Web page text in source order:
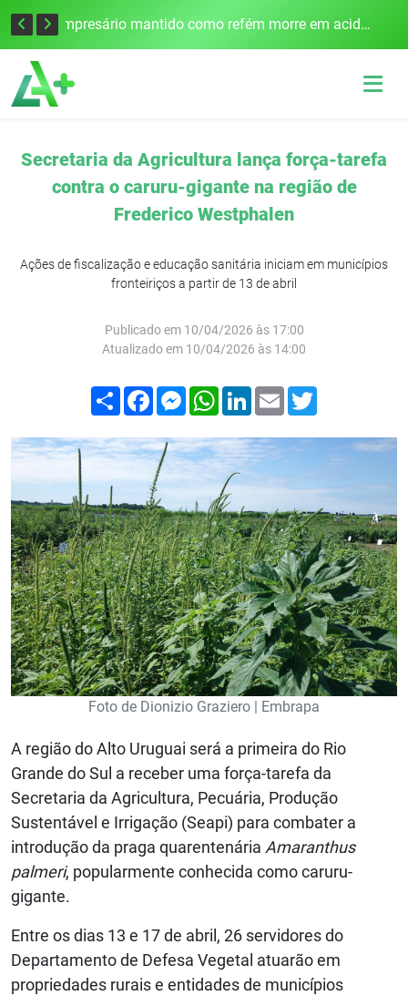
Edital para construção de ponte entre Itapiranga e Barra do Guarita deve ser lançado no segundo semestre Empresário mantido como refém morre em acidente após assalto em Cerro Largo
Secretaria da Agricultura lança força-tarefa
contra o caruru-gigante na região de
Frederico Westphalen
Ações de fiscalização e educação sanitária iniciam em municípios
fronteiriços a partir de 13 de abril
Publicado em 10/04/2026 às 17:00
Atualizado em 10/04/2026 às 14:00
Compartilhar
FacebookMessenger
WhatsApp
LinkedIn
Email
Foto de Dionizio Graziero | Embrapa
A região do Alto Uruguai será a primeira do Rio
Grande do Sul a receber uma força-tarefa da
Secretaria da Agricultura, Pecuária, Produção
Sustentável e Irrigação (Seapi) para combater a
introdução da praga quarentenária Amaranthus
palmeri, popularmente conhecida como caruru-
gigante.
Entre os dias 13 e 17 de abril, 26 servidores do
Departamento de Defesa Vegetal atuarão em
propriedades rurais e entidades de municípios